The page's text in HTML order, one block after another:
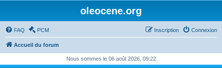
oleocene.org
FAQ PCM Connexion
Inscription
Accueil du forum
Nous sommes le 06 août 2026, 09:22